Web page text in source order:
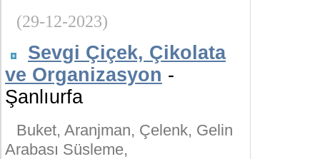
(29-12-2023)
Sevgi Çiçek, Çikolata
ve Organizasyon -
Şanlıurfa
Buket, Aranjman, Çelenk, Gelin
Arabası Süsleme,